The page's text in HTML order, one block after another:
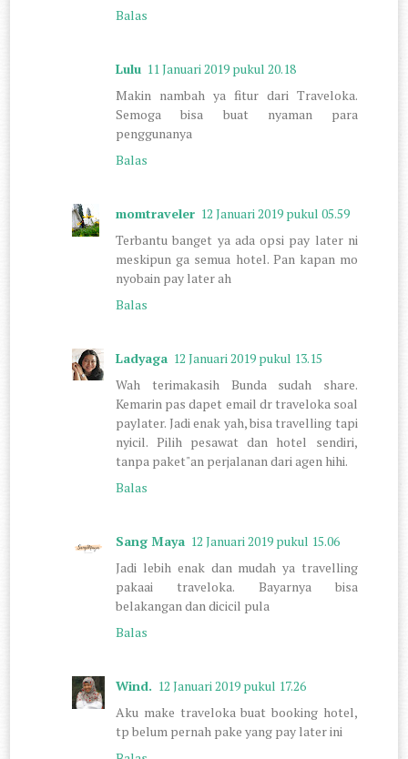
Balas
Lulu 11 Januari 2019 pukul 20.18
Makin nambah ya fitur dari Traveloka.
Semoga bisa buat nyaman para
penggunanya
Balas
momtraveler 12 Januari 2019 pukul 05.59
Terbantu banget ya ada opsi pay later ni
meskipun ga semua hotel. Pan kapan mo
nyobain pay later ah
Balas
Ladyaga 12 Januari 2019 pukul 13.15
Wah terimakasih Bunda sudah share.
Kemarin pas dapet email dr traveloka soal
paylater. Jadi enak yah, bisa travelling tapi
nyicil. Pilih pesawat dan hotel sendiri,
tanpa paket"an perjalanan dari agen hihi.
Balas
Sang Maya 12 Januari 2019 pukul 15.06
Jadi lebih enak dan mudah ya travelling
pakaai traveloka. Bayarnya bisa
belakangan dan dicicil pula
Balas
Wind. 12 Januari 2019 pukul 17.26
Aku make traveloka buat booking hotel,
tp belum pernah pake yang pay later ini